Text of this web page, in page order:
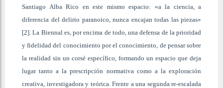
Santiago Alba Rico en este mismo espacio: «a la ciencia, a
diferencia del delirio paranoico, nunca encajan todas las piezas»
[2]. La Biennal es, por encima de todo, una defensa de la prioridad
y fidelidad del conocimiento por el conocimiento, de pensar sobre
la realidad sin un corsé específico, formando un espacio que deja
lugar tanto a la prescripción normativa como a la exploración
creativa, investigadora y teórica. Frente a una segunda re-escalada